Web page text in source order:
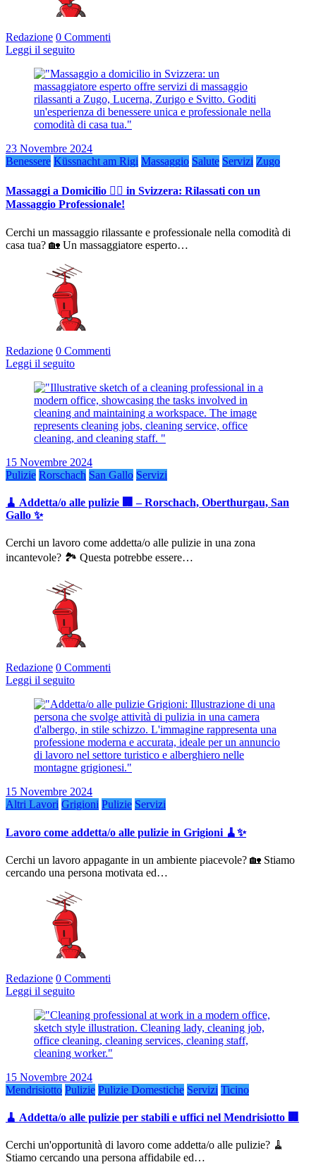
Redazione 0 Commenti
Leggi il seguito
23 Novembre 2024
Benessere Küssnacht am Rigi Massaggio Salute Servizi Zugo
Massaggi a Domicilio 💆‍♀️ in Svizzera: Rilassati con un
Massaggio Professionale!
Cerchi un massaggio rilassante e professionale nella comodità di
casa tua? 🏡 Un massaggiatore esperto…
Redazione 0 Commenti
Leggi il seguito
15 Novembre 2024
Pulizie Rorschach San Gallo Servizi
🧹 Addetta/o alle pulizie 🏢 – Rorschach, Oberthurgau, San
Gallo ✨
Cerchi un lavoro come addetta/o alle pulizie in una zona
incantevole? 🏞️ Questa potrebbe essere…
Redazione 0 Commenti
Leggi il seguito
15 Novembre 2024
Altri Lavori Grigioni Pulizie Servizi
Lavoro come addetta/o alle pulizie in Grigioni 🧹✨
Cerchi un lavoro appagante in un ambiente piacevole? 🏡 Stiamo
cercando una persona motivata ed…
Redazione 0 Commenti
Leggi il seguito
15 Novembre 2024
Mendrisiotto Pulizie Pulizie Domestiche Servizi Ticino
🧹 Addetta/o alle pulizie per stabili e uffici nel Mendrisiotto 🏢
Cerchi un'opportunità di lavoro come addetta/o alle pulizie? 🧹
Stiamo cercando una persona affidabile ed…